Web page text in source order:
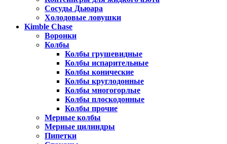
Сосуды Дьюара
Холодовые ловушки
Kimble Chase
Воронки
Колбы
Колбы грушевидные
Колбы испарительные
Колбы конические
Колбы круглодонные
Колбы многогорлые
Колбы плоскодонные
Колбы прочие
Мерные колбы
Мерные цилиндры
Пипетки